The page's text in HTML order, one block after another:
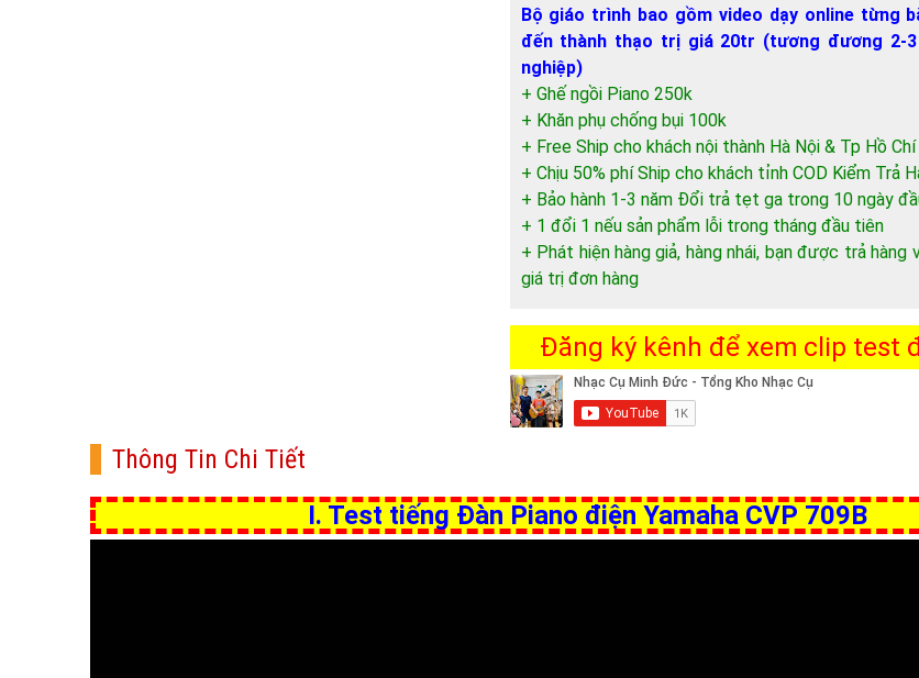
Bộ giáo trình bao gồm video dạy online từng
đến thành thạo trị giá 20tr (tương đương 2-3
nghiệp)
+ Ghế ngồi Piano 250k
+ Khăn phụ chống bụi 100k
+ Free Ship cho khách nội thành Hà Nội & Tp Hồ
+ Chịu 50% phí Ship cho khách tỉnh COD Kiểm Trả
+ Bảo hành 1-3 năm Đổi trả tẹt ga trong 10 ngày
+ 1 đổi 1 nếu sản phẩm lỗi trong tháng đầu tiên
+ Phát hiện hàng giả, hàng nhái, bạn được trả hàng
giá trị đơn hàng
Đăng ký kênh để xem clip test
Thông Tin Chi Tiết
I. Test tiếng Đàn Piano điện Yamaha CVP 709B